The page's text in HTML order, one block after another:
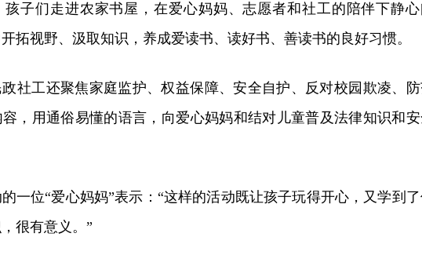
孩子们走进农家书屋，在爱心妈妈、志愿者和社工的陪伴下静
拓视野、汲取知识，养成爱读书、读好书、善读书的良好习惯。
社工还聚焦家庭监护、权益保障、安全自护、反对校园欺凌、
，用通俗易懂的语言，向爱心妈妈和结对儿童普及法律知识和
一位“爱心妈妈”表示：“这样的活动既让孩子玩得开心，又学到
很有意义。”